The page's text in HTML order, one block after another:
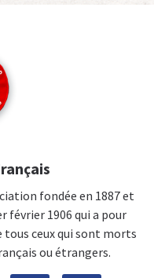
fondée en 1887 et
février 1906 qui a pour
ceux qui sont morts
ou étrangers.